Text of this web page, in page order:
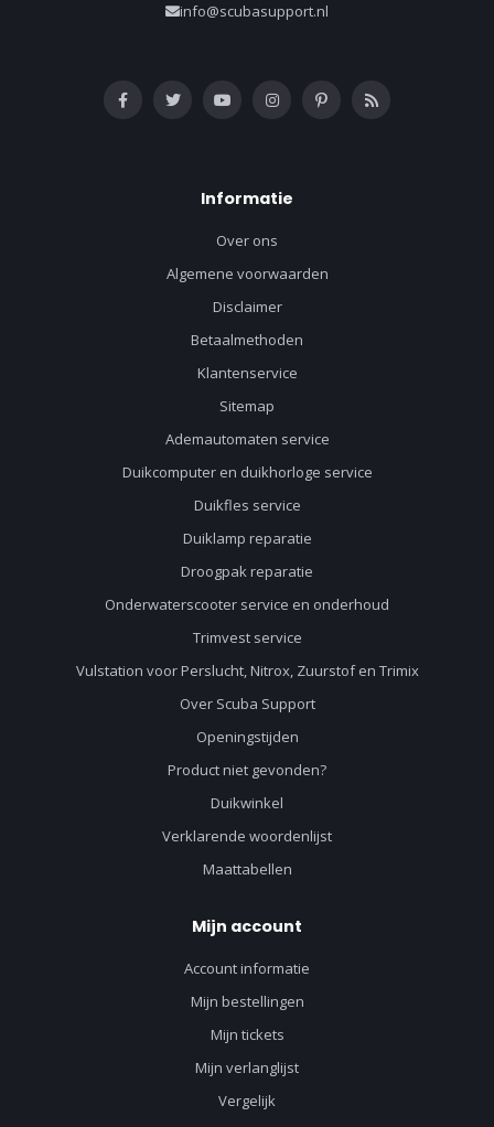
info@scubasupport.nl
Informatie
Over ons
Algemene voorwaarden
Disclaimer
Betaalmethoden
Klantenservice
Sitemap
Ademautomaten service
Duikcomputer en duikhorloge service
Duikfles service
Duiklamp reparatie
Droogpak reparatie
Onderwaterscooter service en onderhoud
Trimvest service
Vulstation voor Perslucht, Nitrox, Zuurstof en Trimix
Over Scuba Support
Openingstijden
Product niet gevonden?
Duikwinkel
Verklarende woordenlijst
Maattabellen
Mijn account
Account informatie
Mijn bestellingen
Mijn tickets
Mijn verlanglijst
Vergelijk